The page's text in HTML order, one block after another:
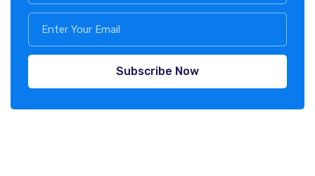
Subscribe Now